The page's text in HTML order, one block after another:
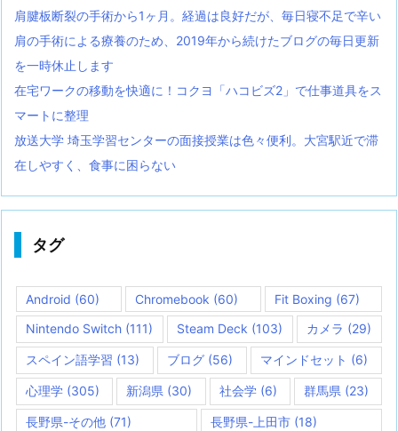
肩腱板断裂の手術から1ヶ月。経過は良好だが、毎日寝不足で辛い
肩の手術による療養のため、2019年から続けたブログの毎日更新
を一時休止します
在宅ワークの移動を快適に！コクヨ「ハコビズ2」で仕事道具をス
マートに整理
放送大学 埼玉学習センターの面接授業は色々便利。大宮駅近で滞
在しやすく、食事に困らない
タグ
Android (60) Chromebook (60) Fit Boxing (67)
Nintendo Switch (111) Steam Deck (103) カメラ (29)
スペイン語学習 (13) ブログ (56) マインドセット (6)
心理学 (305) 新潟県 (30) 社会学(6) 群馬県 (23)
長野県-その他 (71) 長野県-上田市(18)